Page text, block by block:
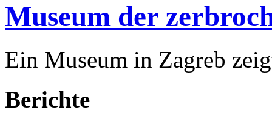
Museum der
Ein Museum in Zagreb
Berichte